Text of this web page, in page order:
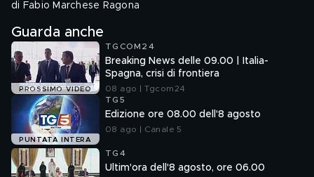
di Fabio Marchese Ragona
Guarda anche
PROSSIMO VIDEO
TGCOM24
Breaking News delle 09.00 | Italia-
Spagna, crisi di frontiera
08 ago | Tgcom24
PUNTATA INTERA
TG5
Edizione ore 08.00 dell'8 agosto
08 ago | Canale 5
TG4
Ultim'ora dell'8 agosto, ore 06.00